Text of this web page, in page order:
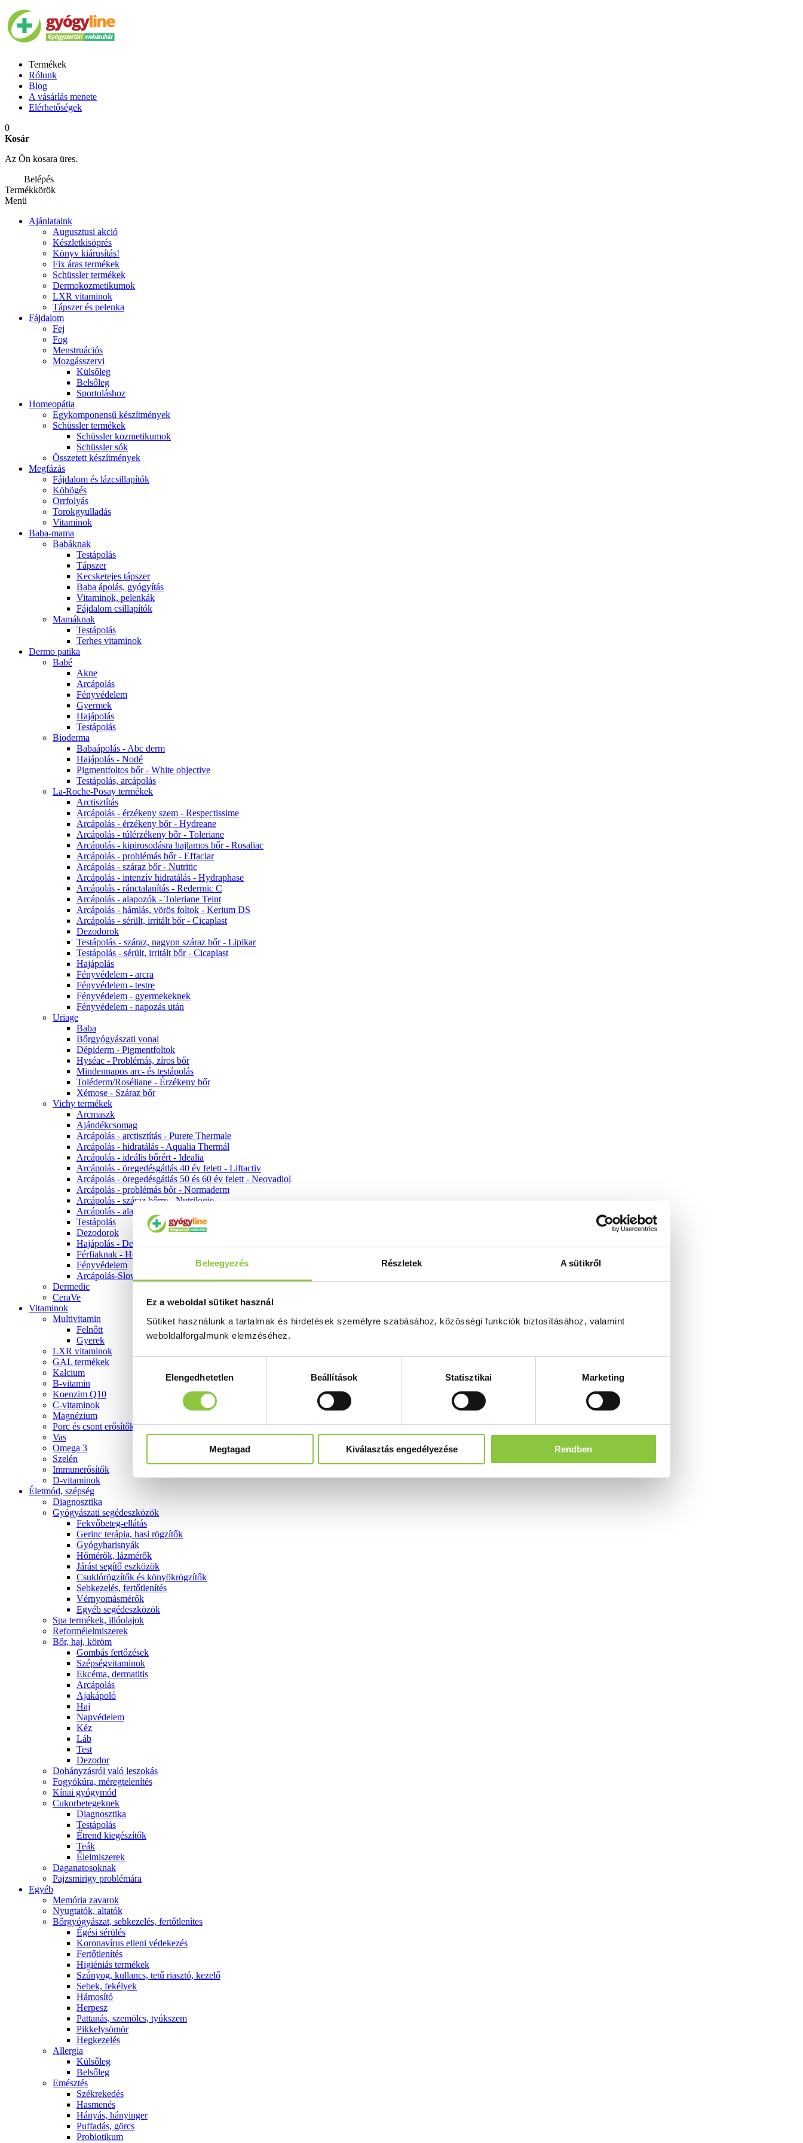
Beleegyezés Részletek A sütikről
Ez a weboldal sütiket használ
Sütiket használunk a tartalmak és hirdetések személyre szabásához, közösségi funkciók biztosításához, valamint
weboldalforgalmunk elemzéséhez.
kiválasztásaElengedhetetlen Beállítások Statisztikai Marketing
Megtagad Kiválasztás engedélyezése Rendben
Termékek
Rólunk
Blog
A vásárlás menete
Elérhetőségek
0
Kosár
Az Ön kosara üres.
Belépés
Termékkörök
Menü
Ajánlataink
Augusztusi akció
Készletkisöprés
Könyv kiárusítás!
Fix áras termékek
Schüssler termékek
Dermokozmetikumok
LXR vitaminok
Tápszer és pelenka
Fájdalom
Fej
Fog
Menstruációs
Mozgásszervi
Külsőleg
Belsőleg
Sportoláshoz
Homeopátia
Egykomponensű készítmények
Schüssler termékek
Schüssler kozmetikumok
Schüssler sók
Összetett készítmények
Megfázás
Fájdalom és lázcsillapítók
Köhögés
Orrfolyás
Torokgyulladás
Vitaminok
Baba-mama
Babáknak
Testápolás
Tápszer
Kecsketejes tápszer
Baba ápolás, gyógyítás
Vitaminok, pelenkák
Fájdalom csillapítók
Mamáknak
Testápolás
Terhes vitaminok
Dermo patika
Babé
Akne
Arcápolás
Fényvédelem
Gyermek
Hajápolás
Testápolás
Bioderma
Babaápolás - Abc derm
Hajápolás - Nodé
Pigmentfoltos bőr - White objective
Testápolás, arcápolás
La-Roche-Posay termékek
Arctisztítás
Arcápolás - érzékeny szem - Respectissime
Arcápolás - érzékeny bőr - Hydreane
Arcápolás - túlérzékeny bőr - Toleriane
Arcápolás - kipirosodásra hajlamos bőr - Rosaliac
Arcápolás - problémás bőr - Effaclar
Arcápolás - száraz bőr - Nutritic
Arcápolás - intenzív hidratálás - Hydraphase
Arcápolás - ránctalanítás - Redermic C
Arcápolás - alapozók - Toleriane Teint
Arcápolás - hámlás, vörös foltok - Kerium DS
Arcápolás - sérült, irritált bőr - Cicaplast
Dezodorok
Testápolás - száraz, nagyon száraz bőr - Lipikar
Testápolás - sérült, irritált bőr - Cicaplast
Hajápolás
Fényvédelem - arcra
Fényvédelem - testre
Fényvédelem - gyermekeknek
Fényvédelem - napozás után
Uriage
Baba
Bőrgyógyászati vonal
Dépiderm - Pigmentfoltok
Hyséac - Problémás, zíros bőr
Mindennapos arc- és testápolás
Toléderm/Roséliane - Érzékeny bőr
Xémose - Száraz bőr
Vichy termékek
Arcmaszk
Ajándékcsomag
Arcápolás - arctisztítás - Purete Thermale
Arcápolás - hidratálás - Aqualia Thermál
Arcápolás - ideális bőrért - Idealia
Arcápolás - öregedésgátlás 40 év felett - Liftactiv
Arcápolás - öregedésgátlás 50 és 60 év felett - Neovadiol
Arcápolás - problémás bőr - Normaderm
Arcápolás - száraz bőrre - Nutrilogie
Arcápolás - alapozók
Testápolás
Dezodorok
Hajápolás - Dercos
Férfiaknak - Homme
Fényvédelem
Arcápolás-Slow Age
Dermedic
CeraVe
Vitaminok
Multivitamin
Felnőtt
Gyerek
LXR vitaminok
GAL termékek
Kalcium
B-vitamin
Koenzim Q10
C-vitaminok
Magnézium
Porc és csont erősítők
Vas
Omega 3
Szelén
Immunerősítők
D-vitaminok
Életmód, szépség
Diagnosztika
Gyógyászati segédeszközök
Fekvőbeteg-ellátás
Gerinc terápia, hasi rögzítők
Gyógyharisnyák
Hőmérők, lázmérők
Járást segítő eszközök
Csuklórögzítők és könyökrögzítők
Sebkezelés, fertőtlenítés
Vérnyomásmérők
Egyéb segédeszközök
Spa termékek, illóolajok
Reformélelmiszerek
Bőr, haj, köröm
Gombás fertőzések
Szépségvitaminok
Ekcéma, dermatitis
Arcápolás
Ajakápoló
Haj
Napvédelem
Kéz
Láb
Test
Dezodor
Dohányzásról való leszokás
Fogyókúra, méregtelenítés
Kínai gyógymód
Cukorbetegeknek
Diagnosztika
Testápolás
É́trend kiegészítők
Teák
É́lelmiszerek
Daganatosoknak
Pajzsmirigy problémára
Egyéb
Memória zavarok
Nyugtatók, altatók
Bőrgyógyászat, sebkezelés, fertőtlenítes
É́gési sérülés
Koronavírus elleni védekezés
Fertőtlenítés
Higiéniás termékek
Szúnyog, kullancs, tetű riasztó, kezelő
Sebek, fekélyek
Hámosító
Herpesz
Pattanás, szemölcs, tyúkszem
Pikkelysömör
Hegkezelés
Allergia
Külsőleg
Belsőleg
Emésztés
Székrekedés
Hasmenés
Hányás, hányinger
Puffadás, görcs
Probiotikum